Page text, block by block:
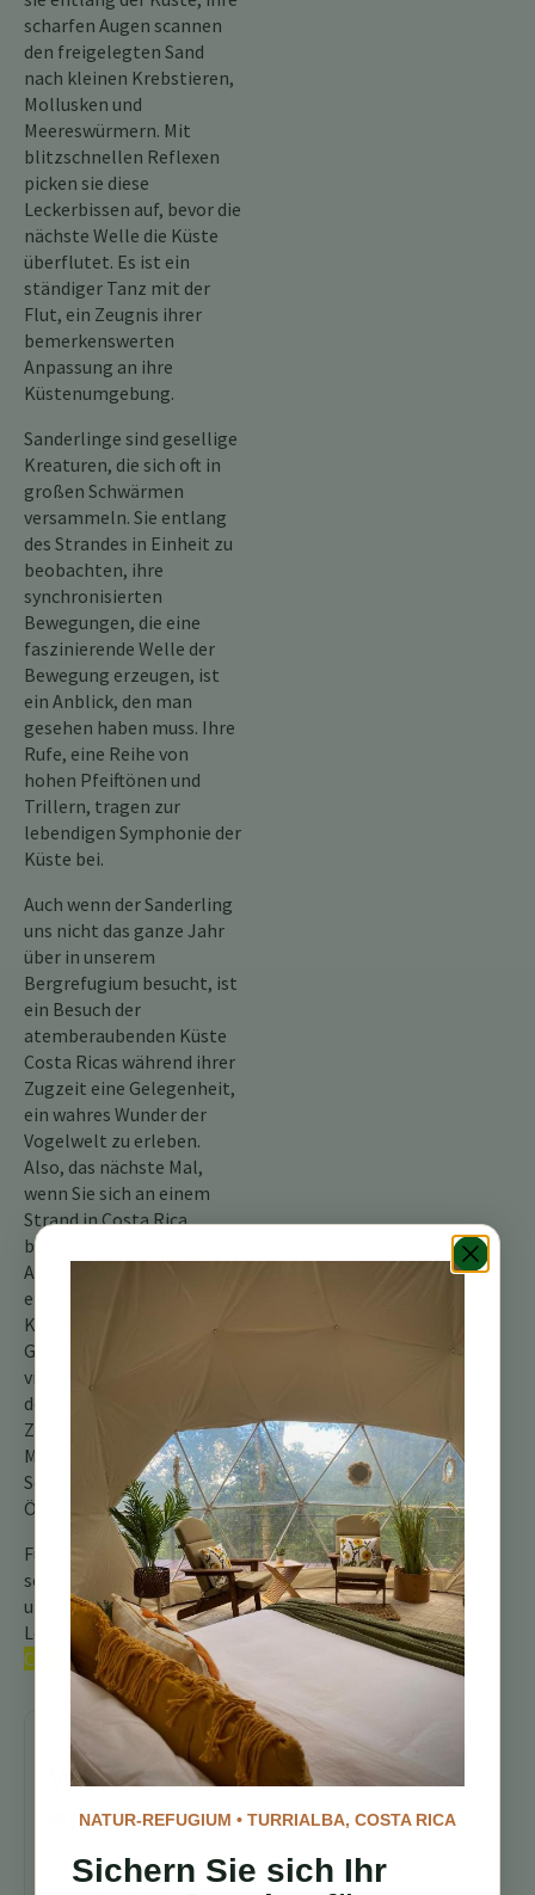
scharfen Augen scannen
den freigelegten Sand
nach kleinen Krebstieren,
Mollusken und
Meereswürmern. Mit
blitzschnellen Reflexen
picken sie diese
Leckerbissen auf, bevor die
nächste Welle die Küste
überflutet. Es ist ein
ständiger Tanz mit der
Flut, ein Zeugnis ihrer
bemerkenswerten
Anpassung an ihre
Küstenumgebung.
Sanderlinge sind gesellige
Kreaturen, die sich oft in
großen Schwärmen
versammeln. Sie entlang
des Strandes in Einheit zu
beobachten, ihre
synchronisierten
Bewegungen, die eine
faszinierende Welle der
Bewegung erzeugen, ist
ein Anblick, den man
gesehen haben muss. Ihre
Rufe, eine Reihe von
hohen Pfeiftönen und
Trillern, tragen zur
lebendigen Symphonie der
Küste bei.
Auch wenn der Sanderling
uns nicht das ganze Jahr
über in unserem
Bergrefugium besucht, ist
ein Besuch der
atemberaubenden Küste
Costa Ricas während ihrer
Zugzeit eine Gelegenheit,
ein wahres Wunder der
Vogelwelt zu erleben.
Also, das nächste Mal,
wenn Sie sich an einem
Strand in Costa Rica
befinden, halten Sie
Ausschau nach diesen
energiegeladenen
Küstenvögeln. Mit etwas
Glück erhaschen Sie
vielleicht einen Blick auf
den Sanderling, ein kleines
Zeugnis für die Wunder der
Migration und die
Schönheit der vielfältigen
Ökosysteme Costa Ricas.
Für weitere Informationen
sehen Sie sich bitte
unseren umfassenden
Leitfaden über dieVögel
Costa Ricasan.
Weiter
erkunden
Wanderwege
NATUR-REFUGIUM • TURRIALBA, COSTA RICA
Sichern Sie sich Ihr